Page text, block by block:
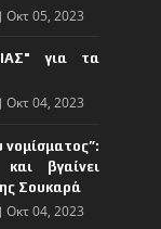
Οκτ 05, 2023
για τα
Οκτ 04, 2023
νομίσματος”:
βγαίνει
Σουκαρά
Οκτ 04, 2023